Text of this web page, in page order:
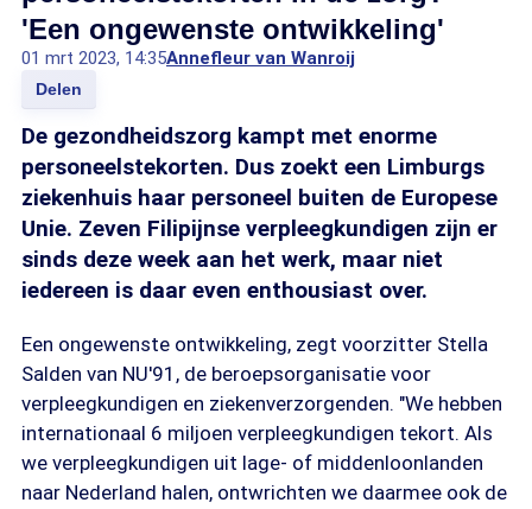
'Een ongewenste ontwikkeling'
01 mrt 2023, 14:35Annefleur van Wanroij
Delen
De gezondheidszorg kampt met enorme
personeelstekorten. Dus zoekt een Limburgs
ziekenhuis haar personeel buiten de Europese
Unie. Zeven Filipijnse verpleegkundigen zijn er
sinds deze week aan het werk, maar niet
iedereen is daar even enthousiast over.
Een ongewenste ontwikkeling, zegt voorzitter Stella
Salden van NU'91, de beroepsorganisatie voor
verpleegkundigen en ziekenverzorgenden. "We hebben
internationaal 6 miljoen verpleegkundigen tekort. Als
we verpleegkundigen uit lage- of middenloonlanden
naar Nederland halen, ontwrichten we daarmee ook de